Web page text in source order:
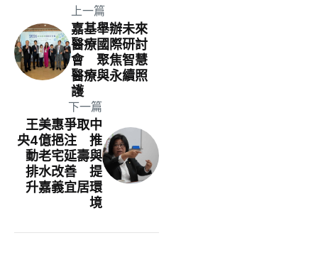
上一篇
嘉基舉辦未來
醫療國際研討
會 聚焦智慧
醫療與永續照
護
下一篇
王美惠爭取中
央4億挹注 推
動老宅延壽與
排水改善 提
升嘉義宜居環
境